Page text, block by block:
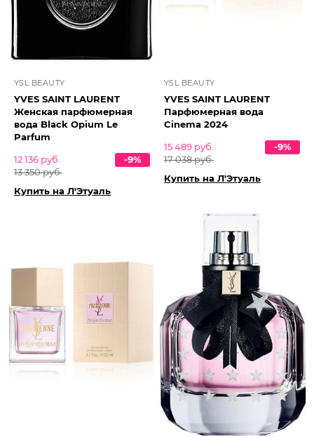
YSL BEAUTY
YVES SAINT LAURENT
Женская парфюмерная
вода Black Opium Le
Parfum
12 136 руб.
13 350 руб.
-9%
Купить на Л'Этуаль
YSL BEAUTY
YVES SAINT LAURENT
Парфюмерная вода
Cinema 2024
15 489 руб.
17 038 руб.
-9%
Купить на Л'Этуаль